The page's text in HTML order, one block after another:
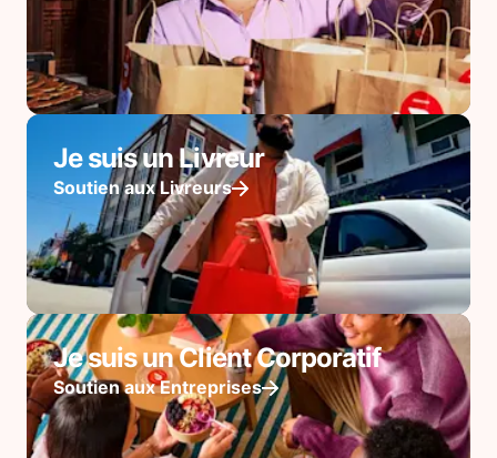
Je suis un Livreur
Soutien aux Livreurs
Je suis un Client Corporatif
Soutien aux Entreprises